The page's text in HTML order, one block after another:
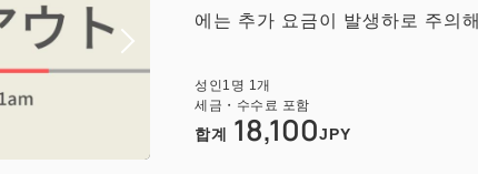
에는 추가 요금이 발생하로 주의
성인 1 명 1개
세금・수수료 포함
합계 18,100JPY